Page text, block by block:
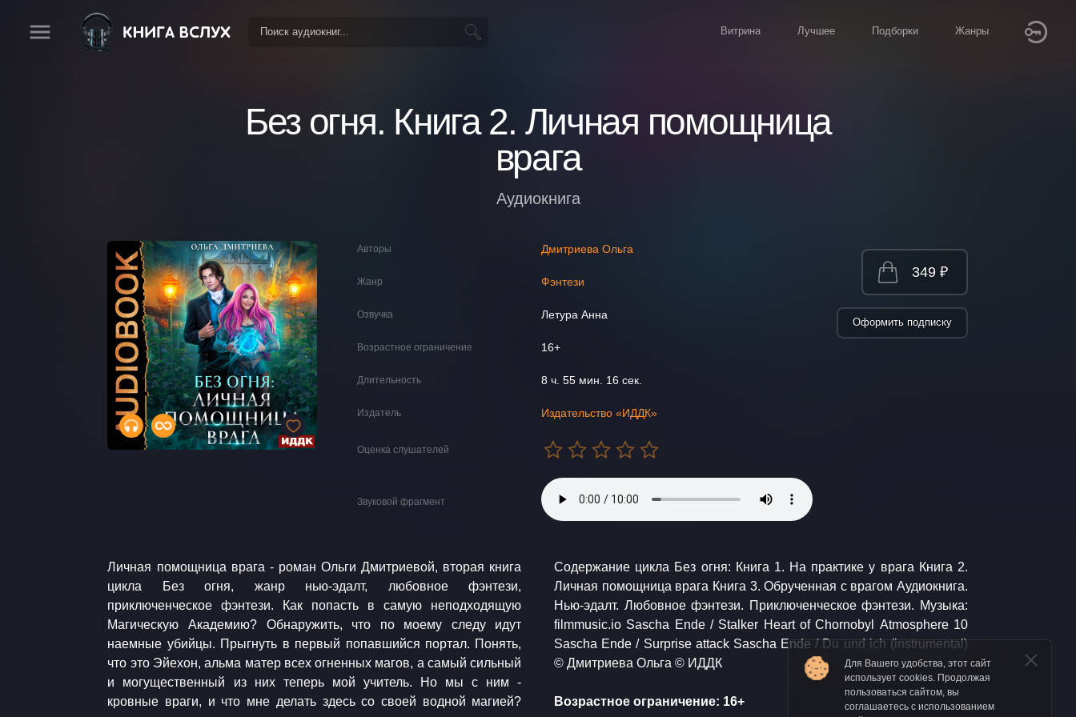
Витрина Лучшее Подборки Жанры
Без огня. Книга 2. Личная помощница
врага
Аудиокнига
Авторы Дмитриева Ольга
Жанр Фэнтези
Озвучка Летура Анна
Возрастное ограничение 16+
Длительность 8 ч. 55 мин. 16 сек.
Издатель Издательство «ИДДК»
Оценка слушателей
Звуковой фрагмент
349 ₽
Оформить подписку
Личная помощница врага - роман Ольги Дмитриевой, вторая книга
цикла Без огня, жанр нью-эдалт, любовное фэнтези,
приключенческое фэнтези. Как попасть в самую неподходящую
Магическую Академию? Обнаружить, что по моему следу идут
наемные убийцы. Прыгнуть в первый попавшийся портал. Понять,
что это Эйехон, альма матер всех огненных магов, а самый сильный
и могущественный из них теперь мой учитель. Но мы с ним -
кровные враги, и что мне делать здесь со своей водной магией?
Содержание цикла Без огня: Книга 1. На практике у врага Книга 2.
Личная помощница врага Книга 3. Обрученная с врагом Аудиокнига.
Нью-эдалт. Любовное фэнтези. Приключенческое фэнтези. Музыка:
filmmusic.io Sascha Ende / Stalker Heart of Chornobyl Atmosphere 10
Sascha Ende / Surprise attack Sascha Ende / Du und ich (instrumental)
© Дмитриева Ольга © ИДДК
Возрастное ограничение: 16+
Для Вашего удобства, этот сайт
использует cookies. Продолжая
пользоваться сайтом, вы
соглашаетесь с использованием